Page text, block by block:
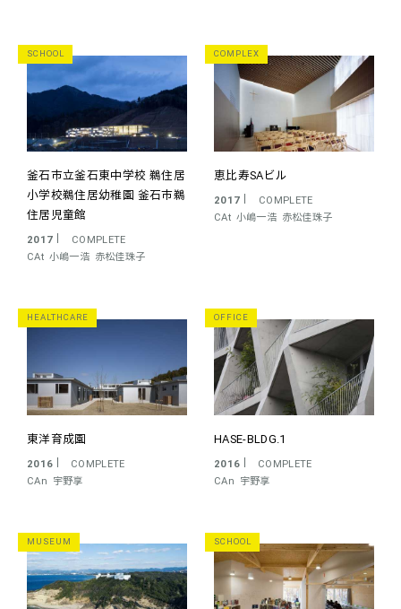
SCHOOL
釜石市立釜石東中学校 鵜住居
小学校鵜住居幼稚園 釜石市鵜
住居児童館
2017
COMPLETE
CAt 小嶋一浩 赤松佳珠子
COMPLEX
恵比寿SAビル
2017
COMPLETE
CAt 小嶋一浩 赤松佳珠子
HEALTHCARE
東洋育成園
2016
COMPLETE
CAn 宇野享
OFFICE
HASE-BLDG.1
2016
COMPLETE
CAn 宇野享
MUSEUM SCHOOL